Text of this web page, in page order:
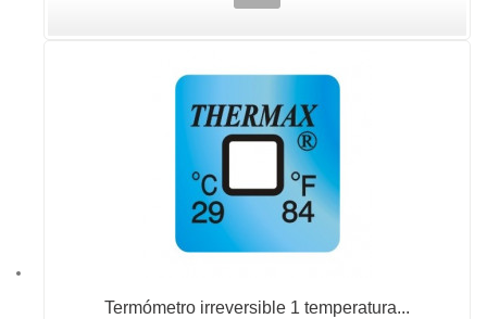
Termómetro irreversible 1 temperatura...